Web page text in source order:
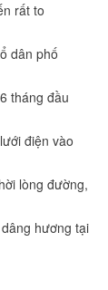
rất to
dân phố
tháng đầu
điện vào
lòng đường,
hương tại